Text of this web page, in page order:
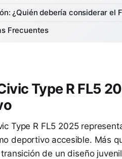
¿Quién debería considerar el
Frecuentes
Type R FL5
Type R FL5 2025
deportivo accesible. Más
de un diseño